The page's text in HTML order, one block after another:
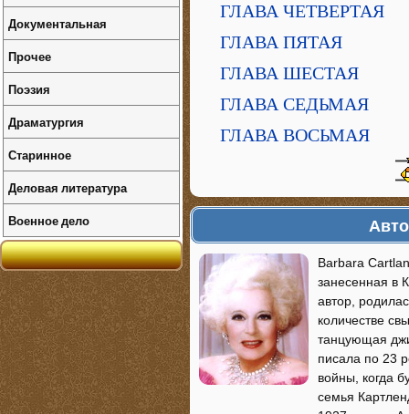
ГЛАВА ЧЕТВЕРТАЯ
ГЛАВА ПЯТАЯ
ГЛАВА ШЕСТАЯ
ГЛАВА СЕДЬМАЯ
ГЛАВА ВОСЬМАЯ
Barbara
занесенная в
автор,
количестве
танцующая
писала по 23
войны, когда
семья
Документальная
Прочее
Поэзия
Драматургия
Старинное
Деловая литература
Военное дело